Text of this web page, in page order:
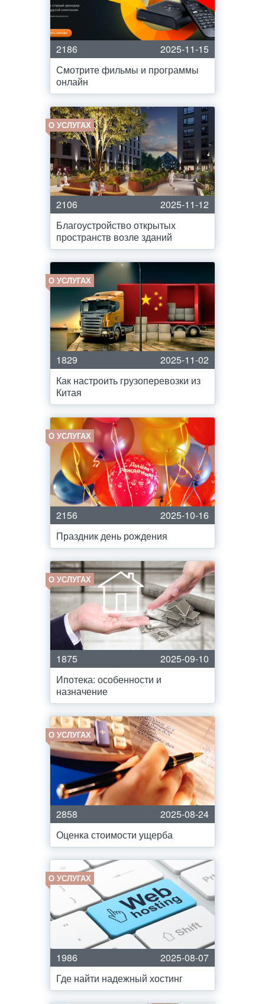
2186
2025-11-15
Смотрите фильмы и программы
онлайн
О УСЛУГАХ
2106
2025-11-12
Благоустройство открытых
пространств возле зданий
О УСЛУГАХ
1829
2025-11-02
Как настроить грузоперевозки из
Китая
О УСЛУГАХ
2156
2025-10-16
Праздник день рождения
О УСЛУГАХ
1875
2025-09-10
Ипотека: особенности и
назначение
О УСЛУГАХ
2858
2025-08-24
Оценка стоимости ущерба
О УСЛУГАХ
1986
2025-08-07
Где найти надежный хостинг